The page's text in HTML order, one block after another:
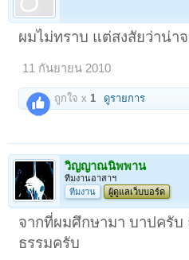
ผมไม่ทราบ แต่สงสัยว่าน่า
11 กันยายน 2010
ถูกใจ x 1 ดูรายการ
วิญญาณนิพพาน
ทีมงานอาสาฯ
ทีมงาน
ผู้ดูแลเว็บบอร์ด
จากที่ผมศึกษามา บาปครั
ธรรมครับ